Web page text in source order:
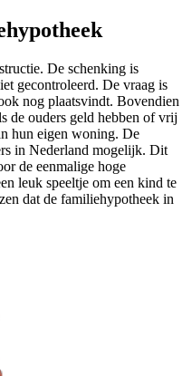
De schenking is
gecontroleerd. De vraag is
nog plaatsvindt. Bovendien
de ouders geld hebben of vrij
hun eigen woning. De
in Nederland mogelijk. Dit
de eenmalige hoge
leuk speeltje om een kind te
dat de familiehypotheek in